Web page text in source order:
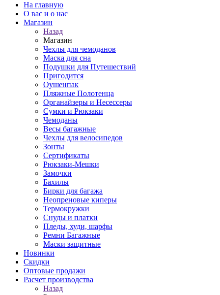
На главную
О вас и о нас
Магазин
Назад
Магазин
Чехлы для чемоданов
Маска для сна
Подушки для Путешествий
Пригодится
Оушенпак
Пляжные Полотенца
Органайзеры и Несессеры
Сумки и Рюкзаки
Чемоданы
Весы багажные
Чехлы для велосипедов
Зонты
Сертификаты
Рюкзаки-Мешки
Замочки
Бахилы
Бирки для багажа
Неопреновые киперы
Термокружки
Снуды и платки
Пледы, худи, шарфы
Ремни Багажные
Маски защитные
Новинки
Скидки
Оптовые продажи
Расчет производства
Назад